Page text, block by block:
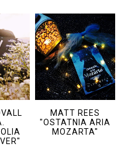
MATT REES
"OSTATNIA ARIA
MOZARTA"